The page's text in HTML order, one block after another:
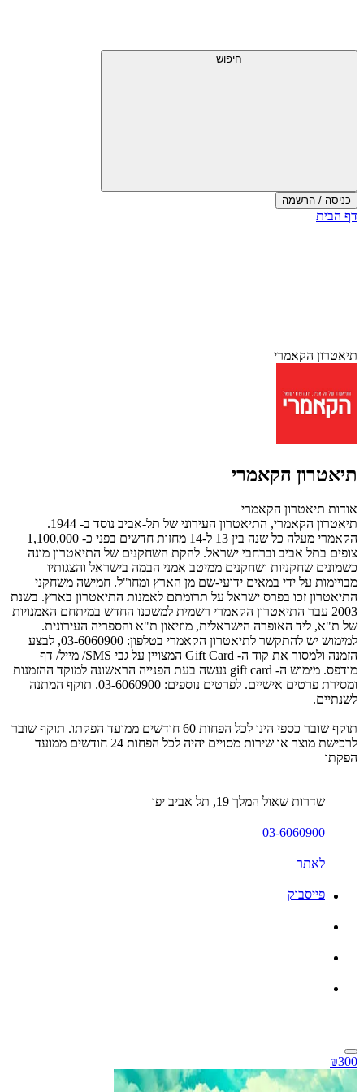
עליון
חיפוש
כניסה / הרשמה
סוף
דף הבית
תיאטרון הקאמרי
תיאטרון הקאמרי
אודות תיאטרון הקאמרי
תיאטרון הקאמרי, התיאטרון העירוני של תל-אביב נוסד ב- 1944.
הקאמרי מעלה כל שנה בין 13 ל-14 מחזות חדשים בפני כ- 1,100,000
צופים בתל אביב וברחבי ישראל. להקת השחקנים של התיאטרון מונה
כשמונים שחקניות ושחקנים ממיטב אמני הבמה בישראל והצגותיו
מבויימות על ידי במאים ידועי-שם מן הארץ ומחו"ל. חמישה משחקני
התיאטרון זכו בפרס ישראל על תרומתם לאמנות התיאטרון בארץ. בשנת
2003 עבר התיאטרון הקאמרי רשמית למשכנו החדש במיתחם האמנויות
של ת"א, ליד האופרה הישראלית, מוזיאון ת"א והספריה העירונית.
למימוש יש להתקשר לתיאטרון הקאמרי בטלפון: 03-6060900, לבצע
הזמנה ולמסור את קוד ה- Gift Card המצויין על גבי SMS/ מייל/ דף
מודפס. מימוש ה- gift card נעשה בעת הפנייה הראשונה למוקד ההזמנות
ומסירת פרטים אישיים. לפרטים נוספים: 03-6060900. תוקף המתנה
לשנתיים.
תוקף שובר כספי הינו לכל הפחות 60 חודשים ממועד הפקתו. תוקף שובר
לרכישת מוצר או שירות מסויים יהיה לכל הפחות 24 חודשים ממועד
הפקתו
שדרות שאול המלך 19, תל אביב יפו
03-6060900
לאתר
פייסבוק
₪300